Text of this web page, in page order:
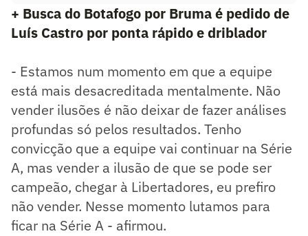
+ Busca do Botafogo por Bruma é pedido de
Luís Castro por ponta rápido e driblador
- Estamos num momento em que a equipe
está mais desacreditada mentalmente. Não
vender ilusões é não deixar de fazer análises
profundas só pelos resultados. Tenho
convicção que a equipe vai continuar na Série
A, mas vender a ilusão de que se pode ser
campeão, chegar à Libertadores, eu prefiro
não vender. Nesse momento lutamos para
ficar na Série A - afirmou.